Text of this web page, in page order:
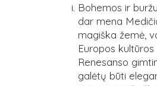
Bohemos ir
dar mena
magiška žemė,
Europos kultūros
Renesanso
galėtų būti